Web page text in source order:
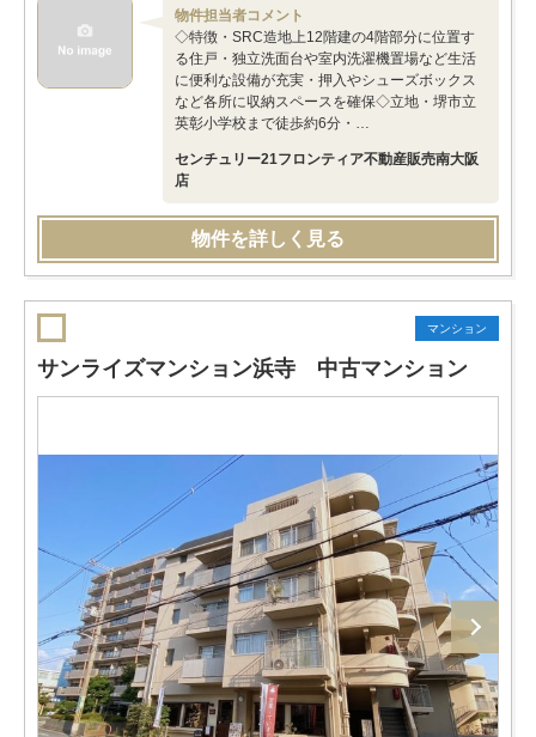
物件担当者コメント
◇特徴・SRC造地上12階建の4階部分に位置す
る住戸・独立洗面台や室内洗濯機置場など生活
に便利な設備が充実・押入やシューズボックス
など各所に収納スペースを確保◇立地・堺市立
英彰小学校まで徒歩約6分・…
センチュリー21フロンティア不動産販売南大阪
店
物件を詳しく見る
マンション
サンライズマンション浜寺 中古マンション